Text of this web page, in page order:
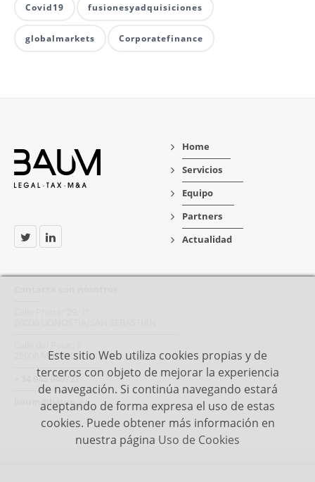
Este sitio Web utiliza cookies propias y de
terceros con objeto de mejorar la experiencia
de navegación. Si continúa navegando estará
aceptando de forma expresa el uso de estas
cookies. Puede obtener más información en
nuestra página Uso de Cookies
Covid19 fusionesyadquisiciones
globalmarkets Corporatefinance
Home
Servicios
Equipo
Partners
Actualidad
28006 MADRID
+ 34 943 940727
baum@baum.es